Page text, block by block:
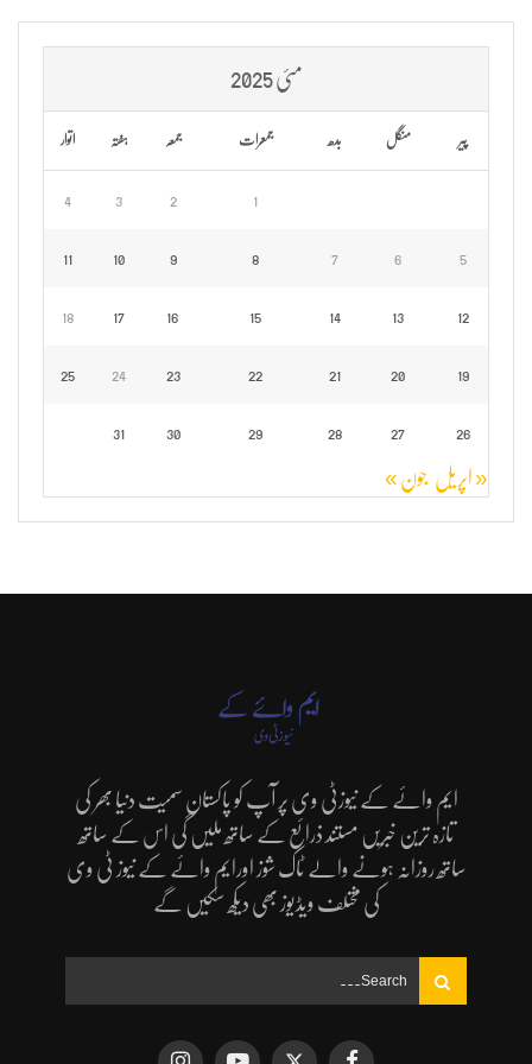
مئی 2025
پیر منگل بدھ جمعرات جمعہ ہفتہ اتوار
1
2
3
4
5
6
7
8
9
10
11
12
13
14
15
16
17
18
19
20
21
22
23
24
25
26
27
28
29
30
31
« اپریل جون »
ایم وائے کے نیوزٹی وی پر آپ کو پاکستان سمیت دنیا بھر کی
تازہ ترین خبریں مستند ذرائع کے ساتھ ملیں گی اس کے ساتھ
ساتھ روزانہ ہونے والے ٹاک شوز اورایم وائے کے نیوز ٹی وی
کی مختلف ویڈیوز بھی دیکھ سکیں گے